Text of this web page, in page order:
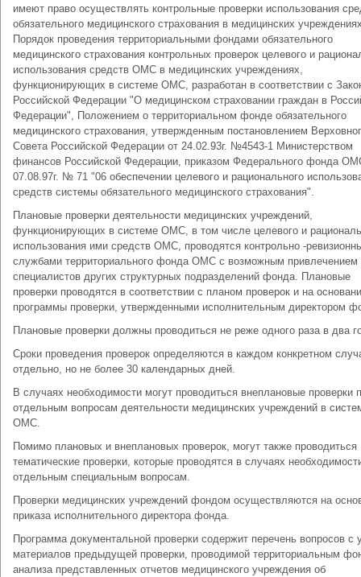
имеют право осуществлять контрольные проверки использования
обязательного медицинского страхования в медицинских
Порядок проведения территориальными фондами обязательного
медицинского страхования контрольных проверок целевого и
использования средств ОМС в медицинских учреждениях,
функционирующих в системе ОМС, разработан в соответствии с
Российской Федерации "О медицинском страховании граждан в
Федерации", Положением о территориальном фонде обязательного
медицинского страхования, утвержденным постановлением
Совета Российской Федерации от 24.02.93г. №4543-1 Министерством
финансов Российской Федерации, приказом Федерального фонда
07.08.97г. № 71 "06 обеспечении целевого и рационального
средств системы обязательного медицинского страхования".
Плановые проверки деятельности медицинских учреждений,
функционирующих в системе ОМС, в том числе целевого и
использования ими средств ОМС, проводятся контрольно -
службами территориального фонда ОМС с возможным привлечением
специалистов других структурных подразделений фонда. Плановые
проверки проводятся в соответствии с планом проверок и на
программы проверки, утвержденными исполнительным директором
Плановые проверки должны проводиться не реже одного раза в два
Сроки проведения проверок определяются в каждом конкретном
отдельно, но не более 30 календарных дней.
В случаях необходимости могут проводиться внеплановые проверки
отдельным вопросам деятельности медицинских учреждений в
ОМС.
Помимо плановых и внеплановых проверок, могут также проводиться
тематические проверки, которые проводятся в случаях
отдельным специальным вопросам.
Проверки медицинских учреждений фондом осуществляются на
приказа исполнительного директора фонда.
Программа документальной проверки содержит перечень вопросов с
материалов предыдущей проверки, проводимой территориальным
анализа представленных отчетов медицинского учреждения об